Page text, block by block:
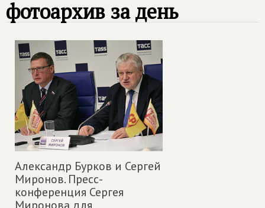
фотоархив за день
Александр Бурков и Сергей
Миронов. Пресс-
конференция Сергея
Миронова для